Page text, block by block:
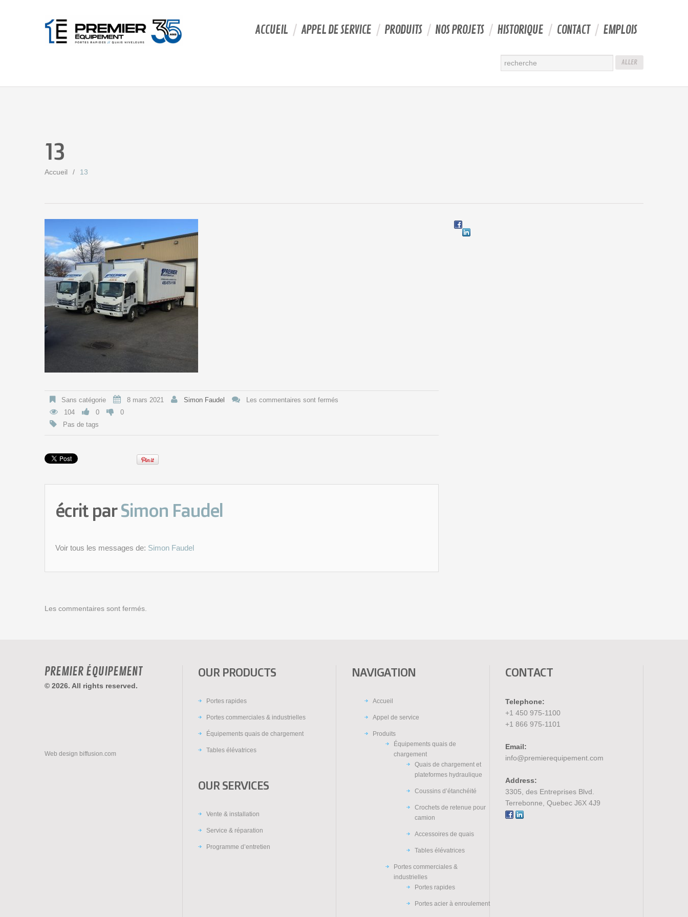
ACCUEIL APPEL DE SERVICE PRODUITS NOS PROJETS HISTORIQUE CONTACT EMPLOIS
13
Accueil 13
Sans catégorie 8 mars 2021 Simon Faudel
Les commentaires sont fermés
104
0
0
Pas de tags
écrit parSimon Faudel
Voir tous les messages de: Simon Faudel
Les commentaires sont fermés.
PREMIER ÉQUIPEMENT
© 2026. All rights reserved.
Web design biffusion.com
OUR PRODUCTS
Portes rapides
Portes commerciales & industrielles
Équipements quais de chargement
Tables élévatrices
OUR SERVICES
Vente & installation
Service & réparation
Programme d’entretien
NAVIGATION
Accueil
Appel de service
Produits
Équipements quais de
chargement
Quais de chargement et
plateformes hydraulique
Coussins d’étanchéité
Crochets de retenue pour
camion
Accessoires de quais
Tables élévatrices
Portes commerciales &
industrielles
Portes rapides
Portes acier à enroulement
CONTACT
Telephone:
+1 450 975-1100
+1 866 975-1101
Email:
info@premierequipement.com
Address:
3305, des Entreprises Blvd.
Terrebonne, Quebec J6X 4J9